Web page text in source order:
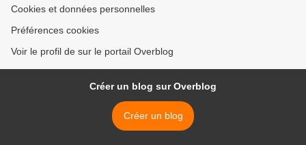
Cookies et données personnelles
Préférences cookies
Voir le profil de sur le portail Overblog
Créer un blog sur Overblog
Créer un blog